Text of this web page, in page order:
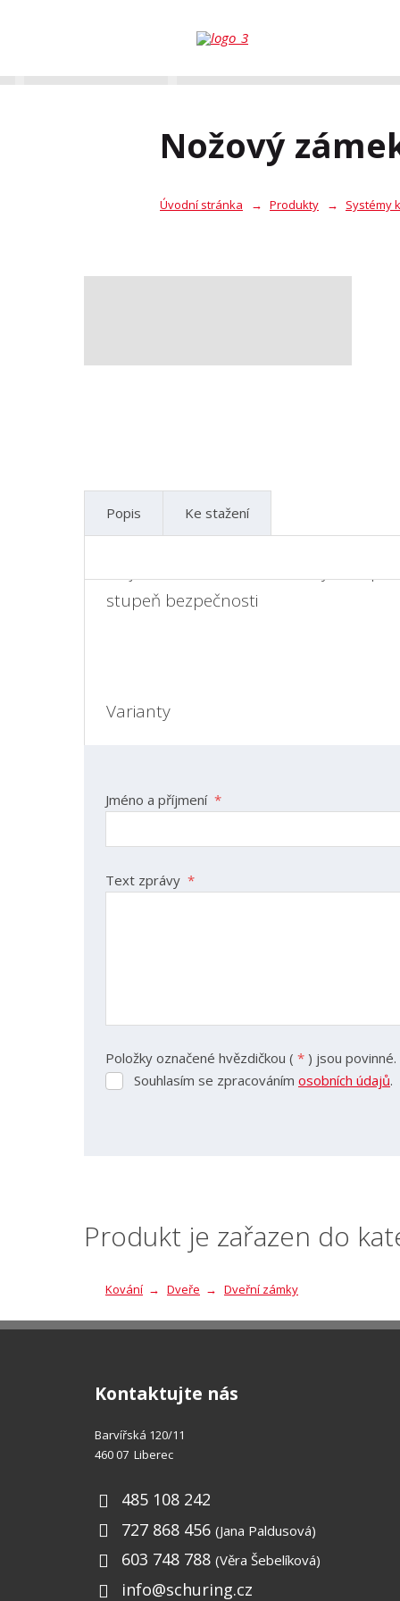
Nožový
Úvodní stránka Produkty Systémy
Popis
stupeň bezpečnosti
Varianty
35 mm
40 mm
45 mm
Ke stažení
Jméno a příjmení *
Text zprávy *
Položky označené hvězdičkou ( * ) jsou povinné.
Souhlasím
Souhlasím se zpracováním osobních údajů.
Produkt je zařazen do
Kování Dveře Dveřní zámky
Kontaktujte nás
Barvířská 120/11
460 07 Liberec
485 108 242
727 868 456 (Jana Paldusová)
603 748 788 (Věra Šebelíková)
info@schuring.cz